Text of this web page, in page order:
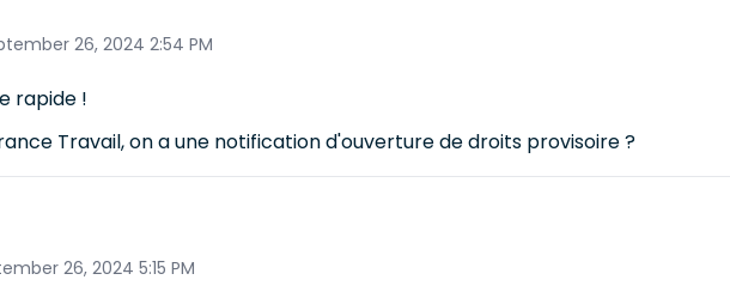
26, 2024 2:54 PM
rapide !
Travail, on a une notification d'ouverture de droits provisoire ?
26, 2024 5:15 PM